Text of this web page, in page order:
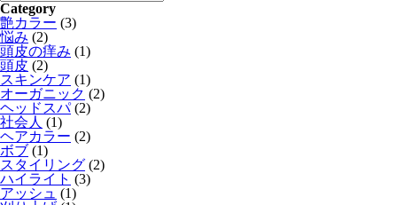
Category
艶カラー (3)
悩み (2)
頭皮の痒み (1)
頭皮 (2)
スキンケア (1)
オーガニック (2)
ヘッドスパ(2)
社会人 (1)
ヘアカラー (2)
ボブ (1)
スタイリング (2)
ハイライト (3)
アッシュ (1)